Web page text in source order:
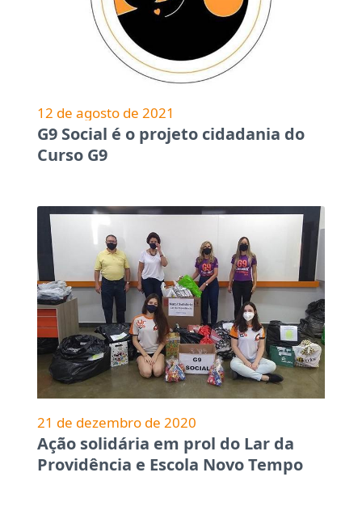
12 de agosto de 2021
G9 Social é o projeto cidadania do
Curso G9
21 de dezembro de 2020
Ação solidária em prol do Lar da
Providência e Escola Novo Tempo